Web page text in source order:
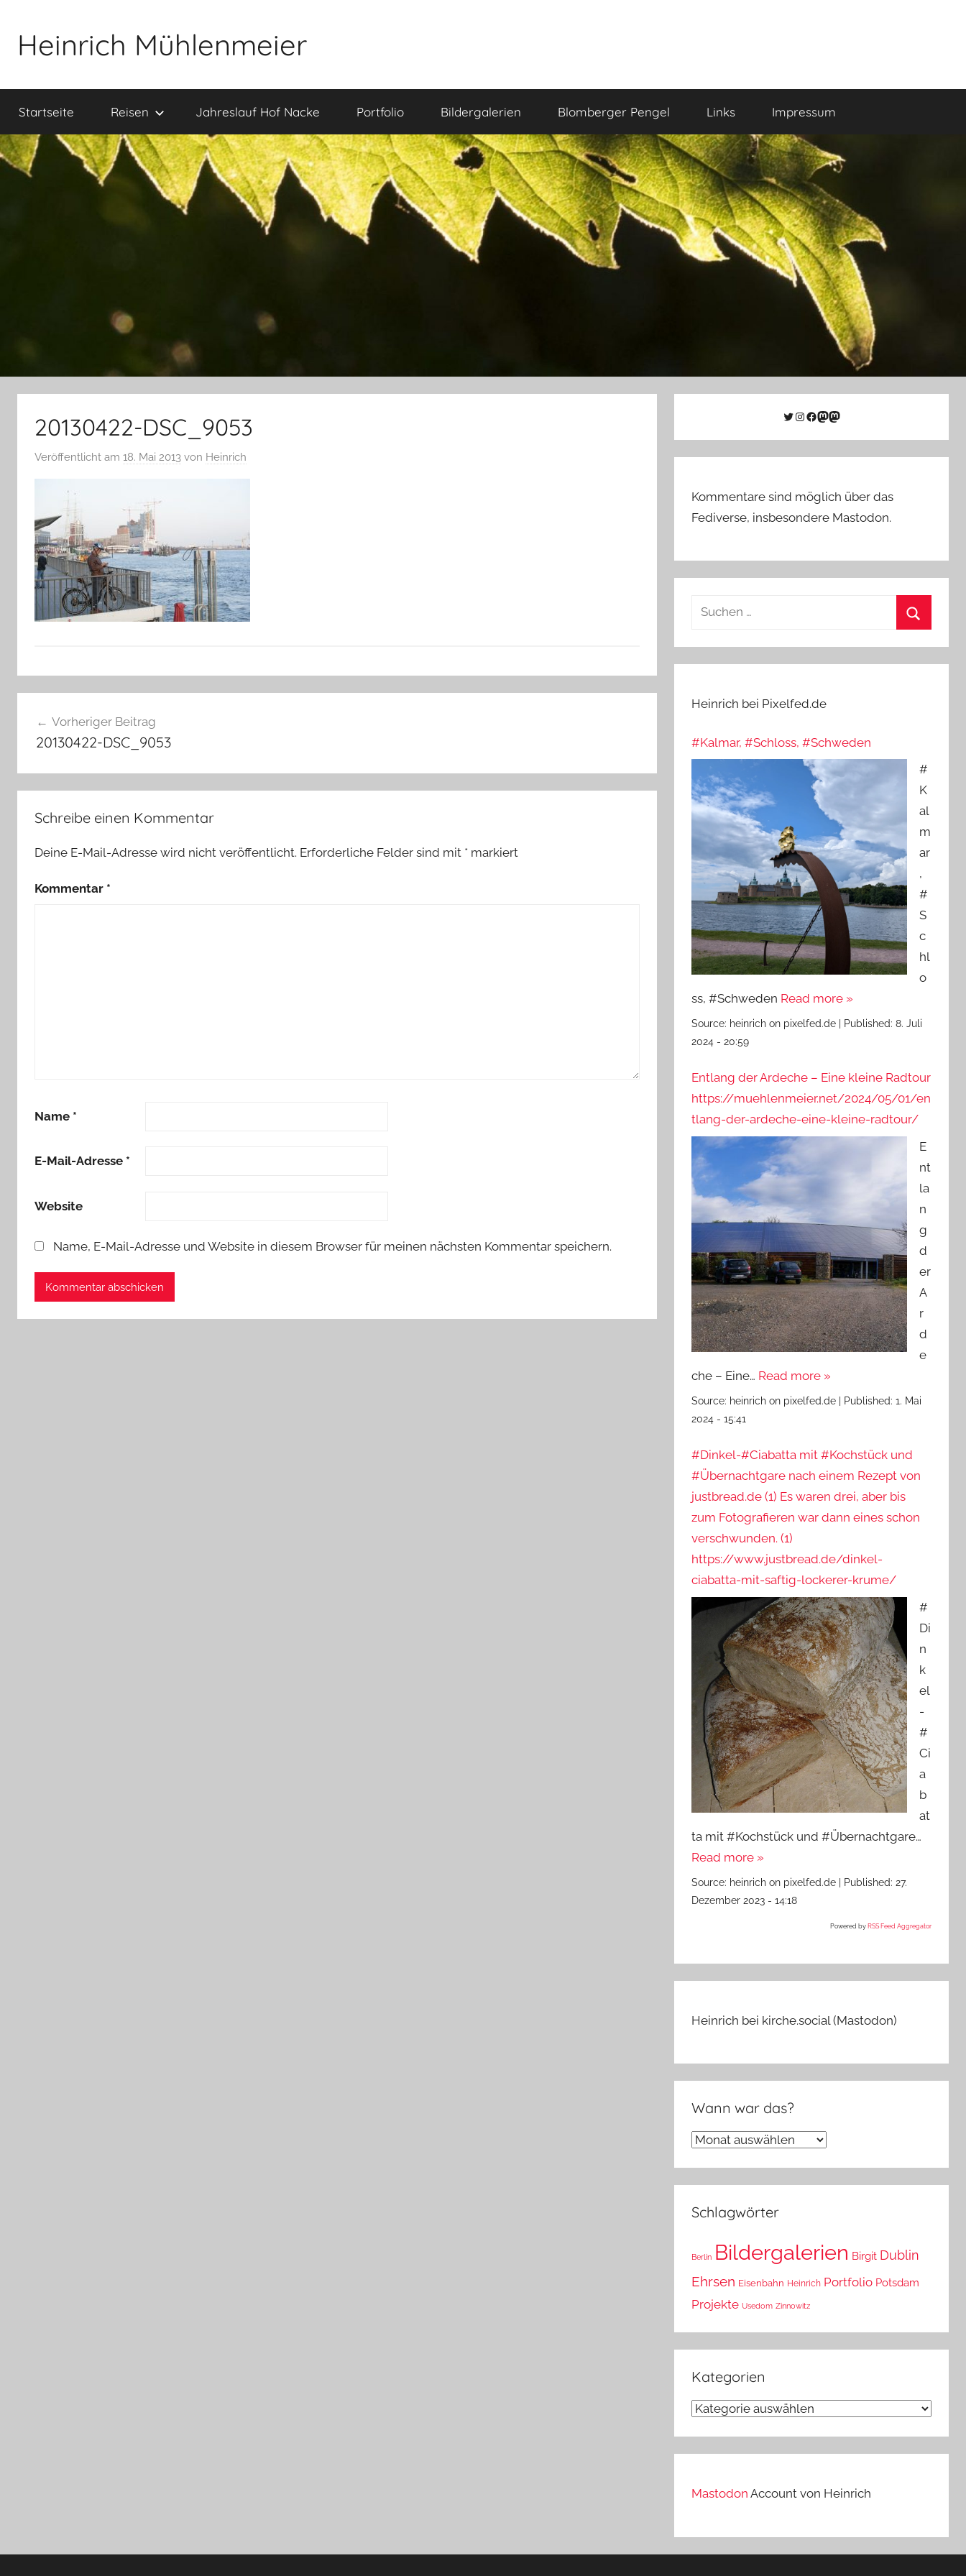
springen
Heinrich Mühlenmeier
zu
Glauben,
Fotografie,
…
Startseite Reisen Jahreslauf Hof Nacke Portfolio Bildergalerien Blomberger Pengel Links Impressum
20130422-DSC_9053
Veröffentlicht am 18. Mai 2013 von Heinrich
Vorheriger Beitrag
20130422-DSC_9053
Schreibe einen Kommentar
Deine E-Mail-Adresse wird nicht veröffentlicht. Erforderliche Felder sind mit * markiert
Kommentar *
Name *
E-Mail-Adresse *
Website
Name, E-Mail-Adresse und Website in diesem Browser für meinen nächsten Kommentar speichern.
Twitter
Instagram
Facebook
Link zu Mastodon
Mastodon
Kommentare sind möglich über das
Fediverse, insbesondere Mastodon.
Suchen
Heinrich bei Pixelfed.de
#Kalmar, #Schloss, #Schweden
#
K
al
m
ar
,
#
S
c
hl
o
ss, #Schweden Read more »
Source: heinrich on pixelfed.de | Published:8. Juli
2024 - 20:59
Entlang der Ardeche – Eine kleine Radtour
https://muehlenmeier.net/2024/05/01/en
tlang-der-ardeche-eine-kleine-radtour/
E
nt
la
n
g
d
er
A
r
d
e
che – Eine… Read more »
Source: heinrich on pixelfed.de | Published:1. Mai
2024 - 15:41
#Dinkel-#Ciabatta mit #Kochstück und
#Übernachtgare nach einem Rezept von
justbread.de (1) Es waren drei, aber bis
zum Fotografieren war dann eines schon
verschwunden. (1)
https://www.justbread.de/dinkel-
ciabatta-mit-saftig-lockerer-krume/
#
Di
n
k
el
-
#
Ci
a
b
at
ta mit #Kochstück und #Übernachtgare…
Read more »
Source: heinrich on pixelfed.de | Published:27.
Dezember 2023 - 14:18
Powered by RSS Feed Aggregator
Heinrich bei kirche.social (Mastodon)
Wann war das?
Wann
Schlagwörter
Berlin Bildergalerien Birgit Dublin
Ehrsen Eisenbahn Heinrich Portfolio Potsdam
Projekte Usedom Zinnowitz
Kategorien
Kategorien
Mastodon Account von Heinrich